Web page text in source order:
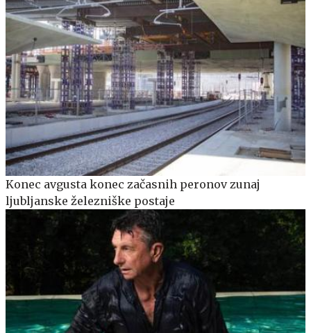
Konec avgusta konec začasnih peronov zunaj
ljubljanske železniške postaje